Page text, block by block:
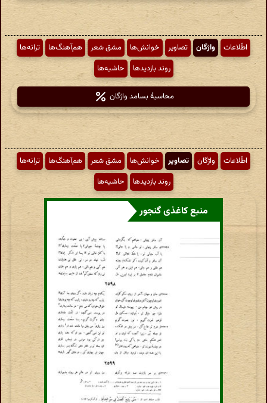
اطّلاعات واژگان تصاویر خوانش‌ها مشق شعر هم‌آهنگ‌ها
ترانه‌ها
روند بازدیدها
حاشیه‌ها
محاسبهٔ بسامد واژگان
اطّلاعات واژگان تصاویر خوانش‌ها مشق شعر هم‌آهنگ‌ها
ترانه‌ها
روند بازدیدها
حاشیه‌ها
منبع کاغذی گنجور